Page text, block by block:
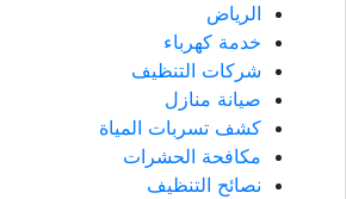
الرياض
خدمة كهرباء
شركات التنظيف
صيانة منازل
كشف تسربات المياة
مكافحة الحشرات
نصائح التنظيف